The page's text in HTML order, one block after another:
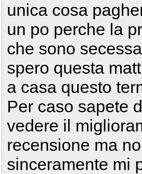
unica cosa
un po perche la
che sono
spero questa
a casa questo
Per caso sapete
vedere il
recensione ma
sinceramente mi